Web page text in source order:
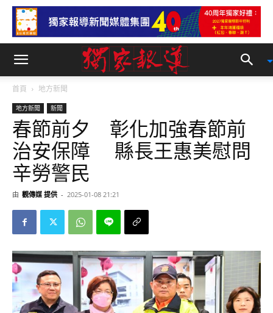
首頁 地方新聞
地方新聞 新聞
春節前夕 彰化加強春節前
治安保障 縣長王惠美慰問
辛勞警民
由 觀傳媒 提供 - 2025-01-08 21:21